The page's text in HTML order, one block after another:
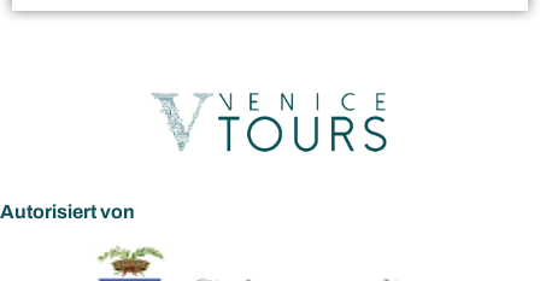
Autorisiert von